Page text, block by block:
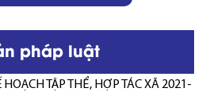
pháp luật
TẬP THỂ, HỢP TÁC XÃ 2021-